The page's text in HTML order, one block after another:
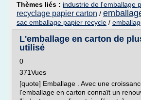
Thèmes liés : industrie de l'emballage
recyclage papier carton /
sac emballage papier recycle /
L'emballage en carton de
utilisé
0
371Vues
[quote] Emballage . Avec une
l'emballage en carton connaît un